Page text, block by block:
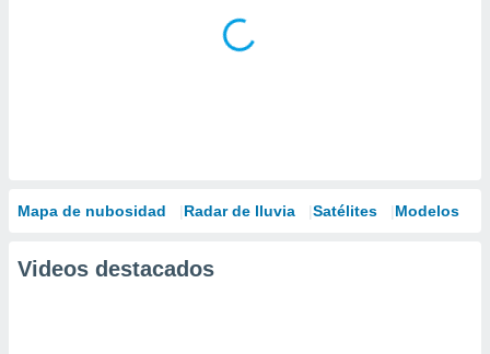
Mapa de nubosidad Radar de lluvia Satélites Modelos
Videos destacados